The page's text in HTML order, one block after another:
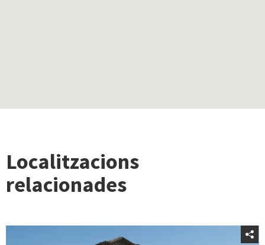
Localitzacions
relacionades